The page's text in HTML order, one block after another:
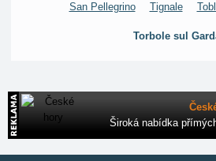
San Pellegrino Tignale
Torbole sul
Široká nabídka